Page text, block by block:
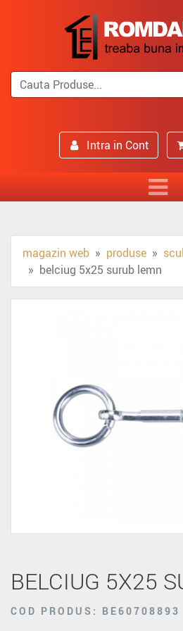
Intra in Cont
magazin web produse
belciug 5x25 surub lemn
BELCIUG 5X25
COD PRODUS: BE60708893